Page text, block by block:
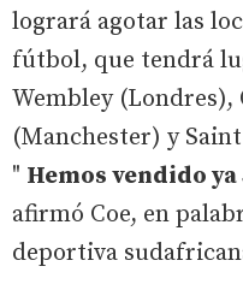
logrará agotar las
fútbol, que tendrá
Wembley
(Manchester) y
" Hemos vendido
afirmó Coe, en
deportiva